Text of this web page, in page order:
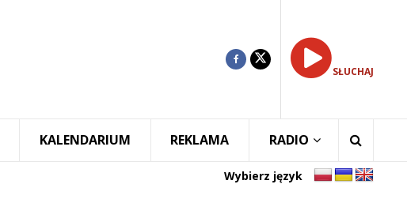
SŁUCHAJ
KALENDARIUM REKLAMA RADIO
Wybierz język